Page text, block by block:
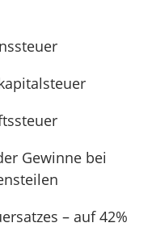
Gewinne bei
– auf 42%